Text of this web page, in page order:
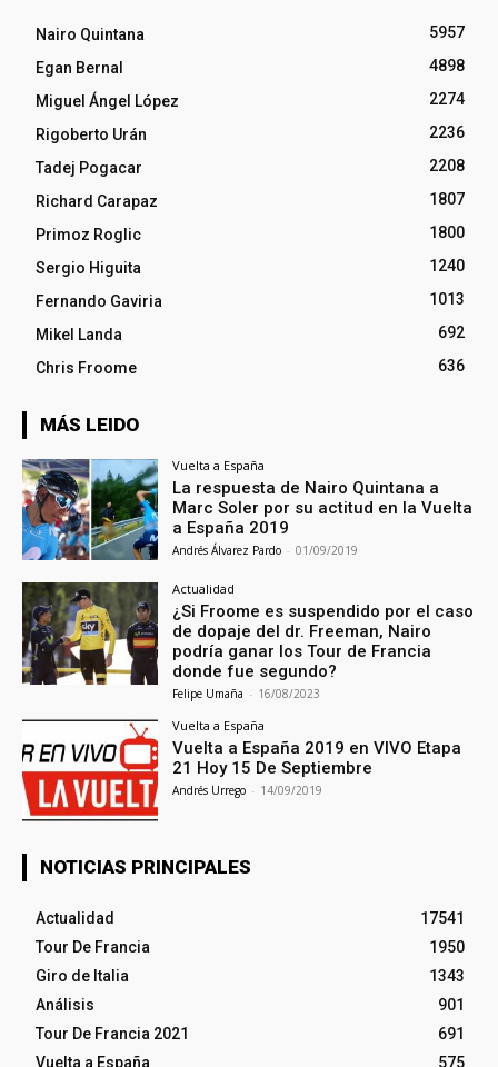
Nairo Quintana
5957
Egan Bernal
4898
Miguel Ángel López
2274
Rigoberto Urán
2236
Tadej Pogacar
2208
Richard Carapaz
1807
Primoz Roglic
1800
Sergio Higuita
1240
Fernando Gaviria
1013
Mikel Landa
692
Chris Froome
636
MÁS LEIDO
Vuelta a España
La respuesta de Nairo Quintana a
Marc Soler por su actitud en la Vuelta
a España 2019
Andrés Álvarez Pardo - 01/09/2019
Actualidad
¿Si Froome es suspendido por el caso
de dopaje del dr. Freeman, Nairo
podría ganar los Tour de Francia
donde fue segundo?
Felipe Umaña - 16/08/2023
Vuelta a España
Vuelta a España 2019 en VIVO Etapa
21 Hoy 15 De Septiembre
Andrés Urrego - 14/09/2019
NOTICIAS PRINCIPALES
Actualidad
17541
Tour De Francia
1950
Giro de Italia
1343
Análisis
901
Tour De Francia 2021
691
Vuelta a España
575